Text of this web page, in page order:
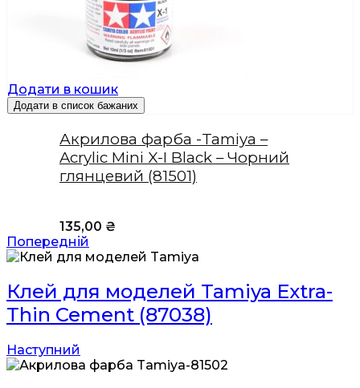
Додати в кошик
Додати в список бажаних
Акрилова фарба -Tamiya –
Acrylic Mini X-I Black – Чорний
глянцевий (81501)
135,00 ₴
Попередній
Клей для моделей Tamiya Extra-
Thin Cement (87038)
Наступний